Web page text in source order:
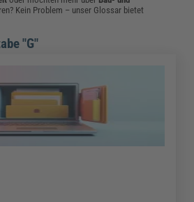
Kein Problem – unser Glossar bietet
"G"